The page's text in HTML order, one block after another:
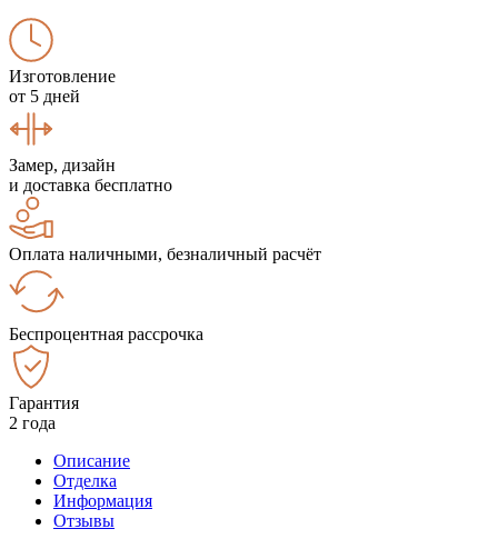
Изготовление
от 5 дней
Замер, дизайн
и доставка бесплатно
Оплата наличными, безналичный расчёт
Беспроцентная рассрочка
Гарантия
2 года
Описание
Отделка
Информация
Отзывы